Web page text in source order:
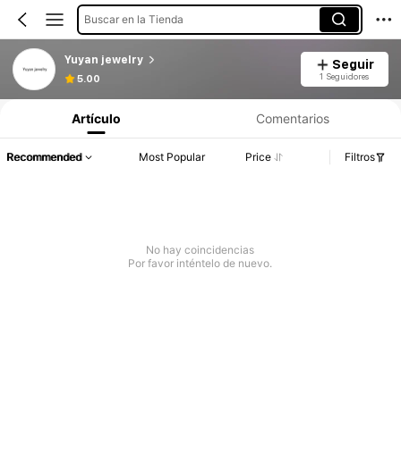
Buscar en la Tienda
Yuyan jewelry
5.00
Seguir
1 Seguidores
Artículo Comentarios
Recommended Most Popular Price Filtros
No hay coincidencias
Por favor inténtelo de nuevo.